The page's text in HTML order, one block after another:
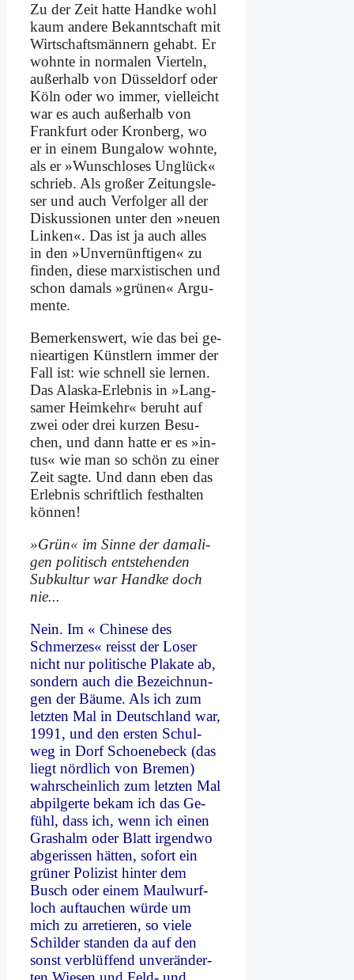
Zu der Zeit hat­te Hand­ke wohl
kaum an­de­re Be­kannt­schaft mit
Wirt­schafts­män­nern ge­habt. Er
wohn­te in nor­ma­len Vier­teln,
au­ßer­halb von Düs­sel­dorf oder
Köln oder wo im­mer, viel­leicht
war es auch au­ßer­halb von
Frank­furt oder Kron­berg, wo
er in ei­nem Bun­ga­low wohn­te,
als er »Wunsch­lo­ses Un­glück«
schrieb. Als gro­ßer Zei­tungs­le­
ser und auch Ver­fol­ger all der
Dis­kus­sio­nen un­ter den »neu­en
Lin­ken«. Das ist ja auch al­les
in den »Un­ver­nünf­ti­gen« zu
fin­den, die­se mar­xi­sti­schen und
schon da­mals »grü­nen« Ar­gu­
men­te.
Be­mer­kens­wert, wie das bei ge­
nie­ar­ti­gen Künst­lern im­mer der
Fall ist: wie schnell sie ler­nen.
Das Alas­ka-Er­leb­nis in »Lang­
sa­mer Heim­kehr« be­ruht auf
zwei oder drei kur­zen Be­su­
chen, und dann hat­te er es »in­
tus« wie man so schön zu ei­ner
Zeit sag­te. Und dann eben das
Er­leb­nis schrift­lich fest­hal­ten
kön­nen!
»Grün« im Sin­ne der da­ma­li­
gen po­li­tisch ent­ste­hen­den
Sub­kul­tur war Hand­ke doch
nie...
Nein. Im « Chi­ne­se des
Schmer­zes« reisst der Lo­ser
nicht nur po­li­ti­sche Pla­ka­te ab,
son­dern auch die Be­zeich­nun­
gen der Bäu­me. Als ich zum
letz­ten Mal in Deutsch­land war,
1991, und den er­sten Schul­
weg in Dorf Schoe­ne­beck (das
liegt nörd­lich von Bre­men)
wahr­schein­lich zum letz­ten Mal
ab­pil­ger­te be­kam ich das Ge­
fühl, dass ich, wenn ich ei­nen
Gras­halm oder Blatt ir­gend­wo
ab­ge­ris­sen hät­ten, so­fort ein
grü­ner Po­li­zist hin­ter dem
Busch oder ei­nem Maul­wurf­
loch auf­tau­chen wür­de um
mich zu ar­re­tie­ren, so vie­le
Schil­der stan­den da auf den
sonst ver­blüf­fend un­ver­än­der­